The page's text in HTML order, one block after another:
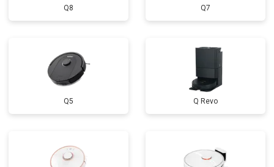
Q8 Q7
Q5 Q Revo